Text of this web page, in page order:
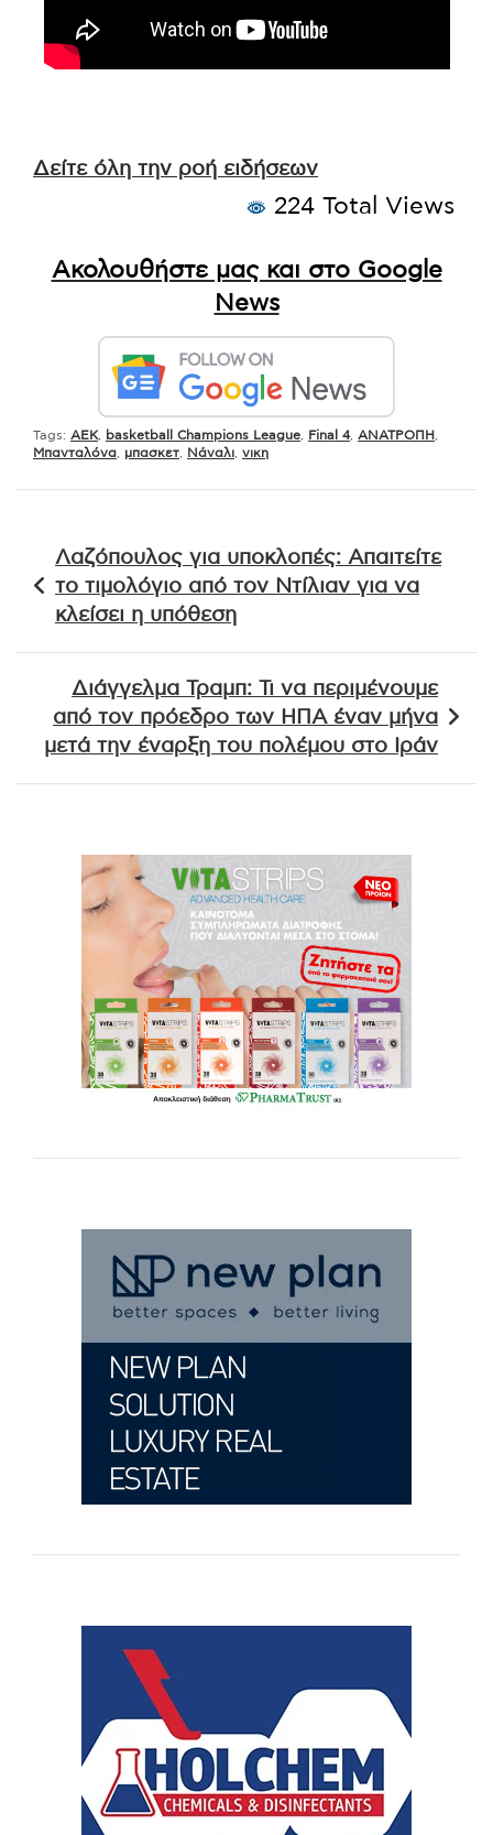
Δείτε όλη την ροή ειδήσεων
224 Total Views
Ακολουθήστε μας και στο Google
News
Tags: AEK, basketball Champions League Final 4, ΑΝΑΤΡΟΠΗ
Μπανταλόνα
μπασκετ Νάναλι νικη
άρθρων
Λαζόπουλος για υποκλοπές: Απαιτείτε
το τιμολόγιο από τον Ντίλιαν για να
κλείσει η υπόθεση
Διάγγελμα Τραμπ: Τι να περιμένουμε
από τον πρόεδρο των ΗΠΑ έναν μήνα
μετά την έναρξη του πολέμου στο Ιράν